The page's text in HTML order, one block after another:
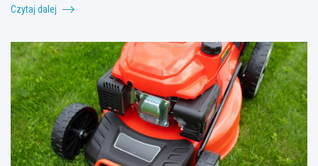
Czytaj dalej